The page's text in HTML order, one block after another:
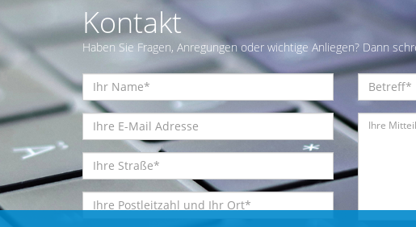
Kontakt
Haben Sie Fragen, Anregungen oder wichtige Anliegen? Dann